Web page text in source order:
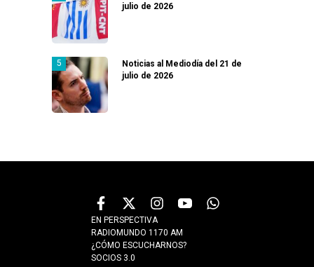
julio de 2026
Noticias al Mediodía del 21 de
julio de 2026
EN PERSPECTIVA
RADIOMUNDO 1170 AM
¿CÓMO ESCUCHARNOS?
SOCIOS 3.0